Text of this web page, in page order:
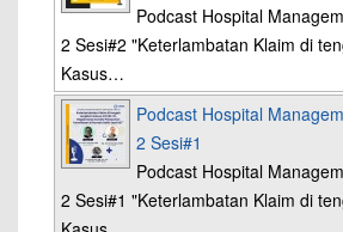
Podcast Hospital
2 Sesi#2 "Keterlambatan Klaim di
Kasus…
Podcast Hospital
2 Sesi#1
Podcast Hospital
2 Sesi#1 "Keterlambatan Klaim di